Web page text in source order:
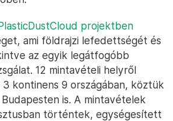
projektben
ami földrajzi lefedettségét és
az egyik legátfogóbb
12 mintavételi helyről
kontinens 9 országában, köztük
is. A mintavételek
történtek, egységesített